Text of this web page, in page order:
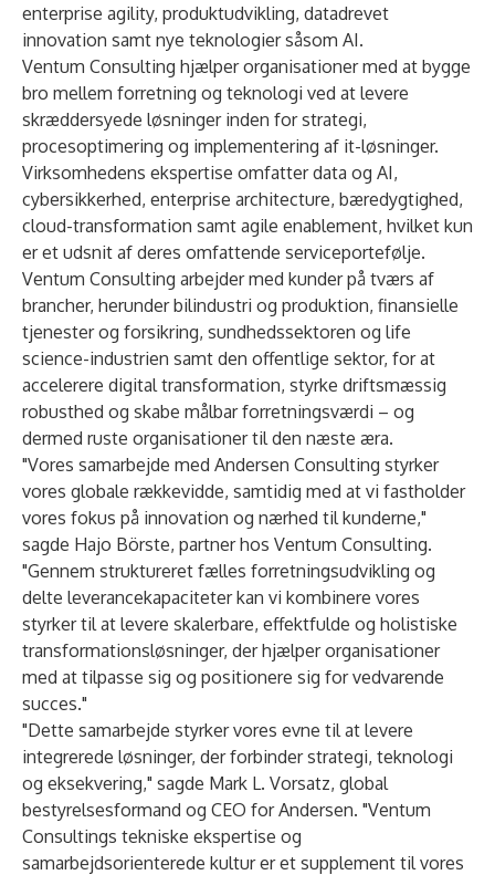
enterprise agility, produktudvikling, datadrevet
innovation samt nye teknologier såsom AI.
Ventum Consulting hjælper organisationer med at bygge
bro mellem forretning og teknologi ved at levere
skræddersyede løsninger inden for strategi,
procesoptimering og implementering af it-løsninger.
Virksomhedens ekspertise omfatter data og AI,
cybersikkerhed, enterprise architecture, bæredygtighed,
cloud-transformation samt agile enablement, hvilket kun
er et udsnit af deres omfattende serviceportefølje.
Ventum Consulting arbejder med kunder på tværs af
brancher, herunder bilindustri og produktion, finansielle
tjenester og forsikring, sundhedssektoren og life
science-industrien samt den offentlige sektor, for at
accelerere digital transformation, styrke driftsmæssig
robusthed og skabe målbar forretningsværdi – og
dermed ruste organisationer til den næste æra.
"Vores samarbejde med Andersen Consulting styrker
vores globale rækkevidde, samtidig med at vi fastholder
vores fokus på innovation og nærhed til kunderne,"
sagde Hajo Börste, partner hos Ventum Consulting.
"Gennem struktureret fælles forretningsudvikling og
delte leverancekapaciteter kan vi kombinere vores
styrker til at levere skalerbare, effektfulde og holistiske
transformationsløsninger, der hjælper organisationer
med at tilpasse sig og positionere sig for vedvarende
succes."
"Dette samarbejde styrker vores evne til at levere
integrerede løsninger, der forbinder strategi, teknologi
og eksekvering," sagde Mark L. Vorsatz, global
bestyrelsesformand og CEO for Andersen. "Ventum
Consultings tekniske ekspertise og
samarbejdsorienterede kultur er et supplement til vores